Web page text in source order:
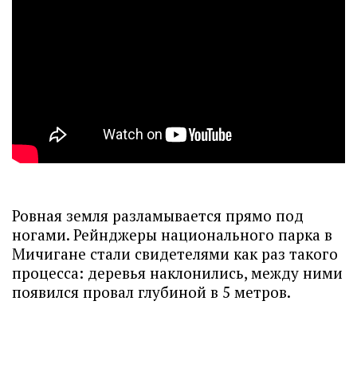
Ровная земля разламывается прямо под
ногами. Рейнджеры национального парка в
Мичигане стали свидетелями как раз такого
процесса: деревья наклонились, между ними
появился провал глубиной в 5 метров.